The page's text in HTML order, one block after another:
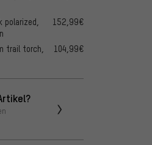
152,99€
trail torch,
104,99€